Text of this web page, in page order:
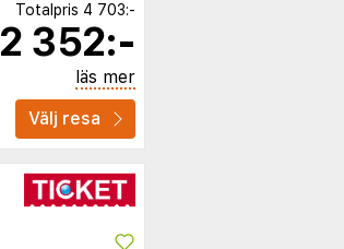
Totalpris 4 703:-
2 352:-
läs mer
Välj resa